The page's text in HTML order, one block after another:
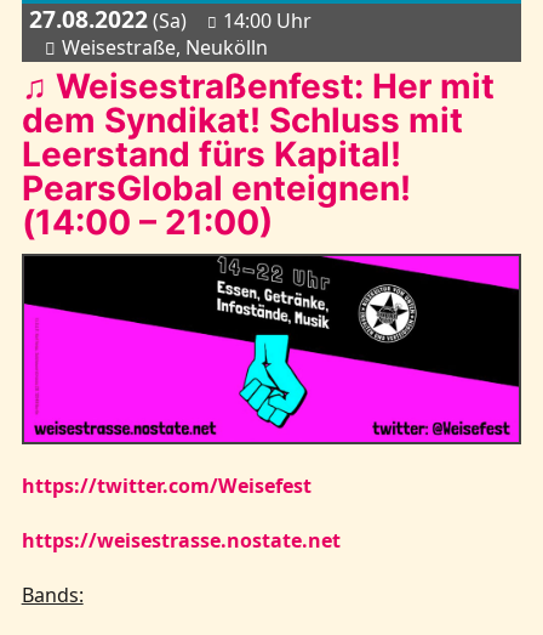
27.08.2022(Sa)
14:00 Uhr
Weisestraße, Neukölln
♫ Weisestraßenfest: Her mit
dem Syndikat! Schluss mit
Leerstand fürs Kapital!
PearsGlobal enteignen!
(14:00 – 21:00)
https://twitter.com/Weisefest
https://weisestrasse.nostate.net
Bands: